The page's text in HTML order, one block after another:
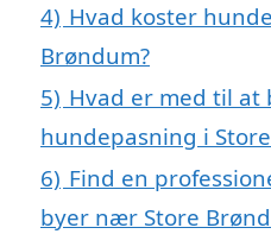
4) Hvad koster
Brøndum?
5) Hvad er med til at
hundepasning i
6) Find en
byer nær Store